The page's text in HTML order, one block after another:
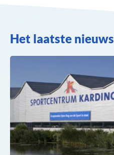
Het laatste nieuws